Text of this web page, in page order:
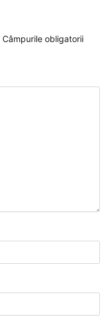
Câmpurile obligatorii